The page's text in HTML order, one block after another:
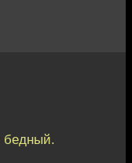
бедный.